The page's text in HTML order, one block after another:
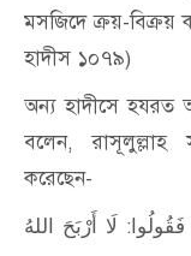
মসজিদে ক্রয়-
হাদীস ১০৭৯)
অন্য হাদীসে হযরত
বলেন, রাসূলুল্লাহ
করেছেন-
لَا أَرْبَحَ اللهُ